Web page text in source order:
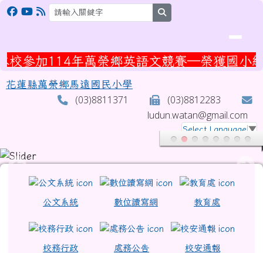
跳至主內容區
花蓮縣萬榮鄉馬遠國民小學
鄉英語文競賽—榮獲國小組英語歌唱「第三
花蓮縣萬榮鄉馬遠國民小學
(03)8811371
(03)8812283
ludun.watan@gmail.com
Select Language ▼
公文系統 數位讀寫網 教育處
校務行政 處務公告 校安通報
頁尾區域